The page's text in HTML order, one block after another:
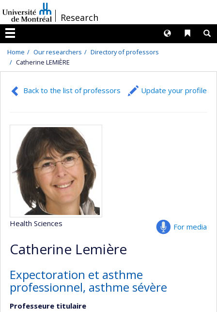
au
contenu
/Research
Menu
Liens
Langues
Home Our researchers
Directory of professors
Catherine LEMIÈRE
Back to the list of professors Update your profile
For media
Health Sciences
Catherine Lemière
Expectoration et asthme
professionnel, asthme sévère
Professeure titulaire